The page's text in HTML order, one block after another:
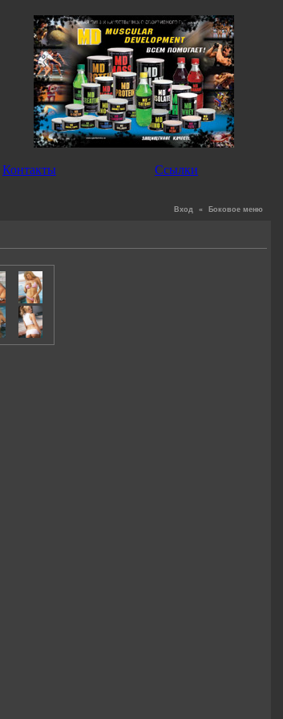
Контакты Ссылки
Вход « Боковое меню